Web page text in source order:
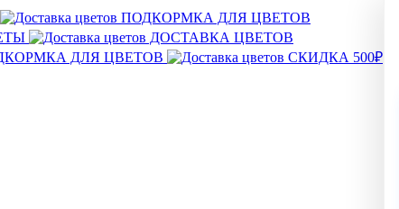
ПОДКОРМКА ДЛЯ ЦВЕТОВ
ДОСТАВКА ЦВЕТОВ
ДЛЯ ЦВЕТОВ
СКИДКА 500₽